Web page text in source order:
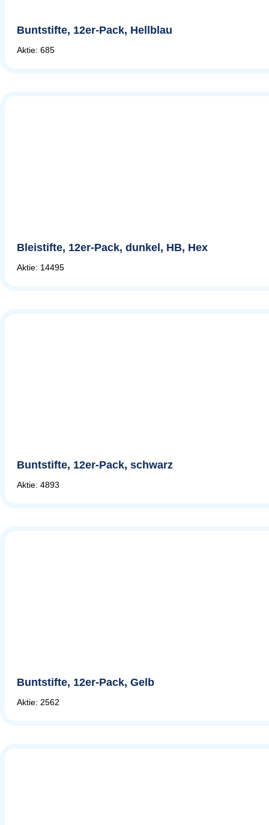
Buntstifte, 12er-Pack, Hellblau
Aktie: 685
Bleistifte, 12er-Pack, dunkel, HB, Hex
Aktie: 14495
Buntstifte, 12er-Pack, schwarz
Aktie: 4893
Buntstifte, 12er-Pack, Gelb
Aktie: 2562